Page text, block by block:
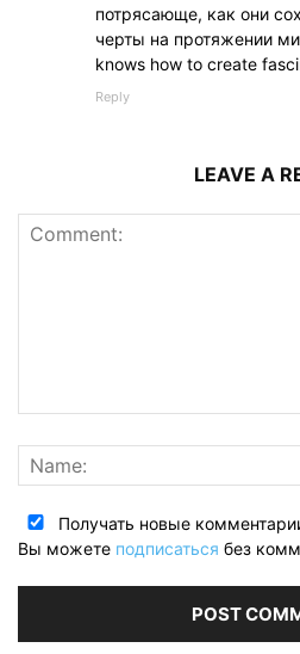
потрясающе, как они
черты на протяжении
knows how to create
Reply
LEAVE A
Получать новые
Вы можете подписаться без